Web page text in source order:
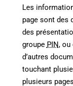
Les
page sont des
des
groupe PIN, ou
d’autres
touchant
plusieurs